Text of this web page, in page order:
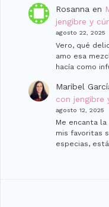
Rosannaen
jengibre y
agosto 22, 2025
Vero, qué
amo esa
hacía como
Maribel
con jengibre
agosto 12, 2025
Me encanta
mis favoritas
especias,